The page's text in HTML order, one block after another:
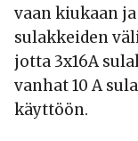
vaan kiukaan
sulakkeiden
jotta 3x16A
vanhat 10 A
käyttöön.